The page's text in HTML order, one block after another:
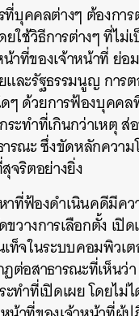
ที่บุคคลต่างๆ ต้องก
ใช้วิธีการต่างๆ ที่ไม่
าที่ของเจ้าหน้าที่ ย่
ละรัฐธรรมนูญ การ
ๆ ด้วยการฟ้องบุคค
ระทำที่เกินกว่าเหตุ
รณะ ซึ่งขัดหลักความ
จริตอย่างยิ่ง
าที่ฟ้องดำเนินคดีมีค
วางการเลือกตั้ง เปิ
ท็จในระบบคอมพิวเ
ต่อสาธารณะที่เห็นว่
ะทำที่เปิดเผย โดยไ